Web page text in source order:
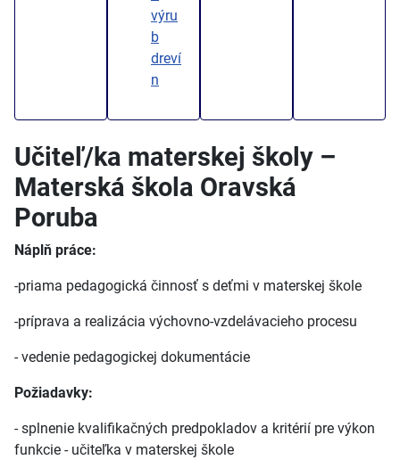
výru
b
dreví
n
Učiteľ/ka materskej školy –
Materská škola Oravská
Poruba
Náplň práce:
-priama pedagogická činnosť s deťmi v materskej škole
-príprava a realizácia výchovno-vzdelávacieho procesu
- vedenie pedagogickej dokumentácie
Požiadavky:
- splnenie kvalifikačných predpokladov a kritérií pre výkon
funkcie - učiteľka v materskej škole